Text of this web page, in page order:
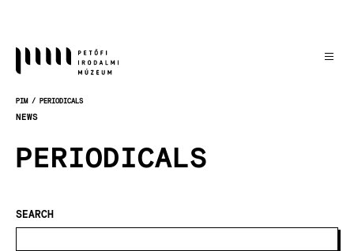
obsah
PIM PERIODICALS
NEWS
PERIODICALS
SEARCH